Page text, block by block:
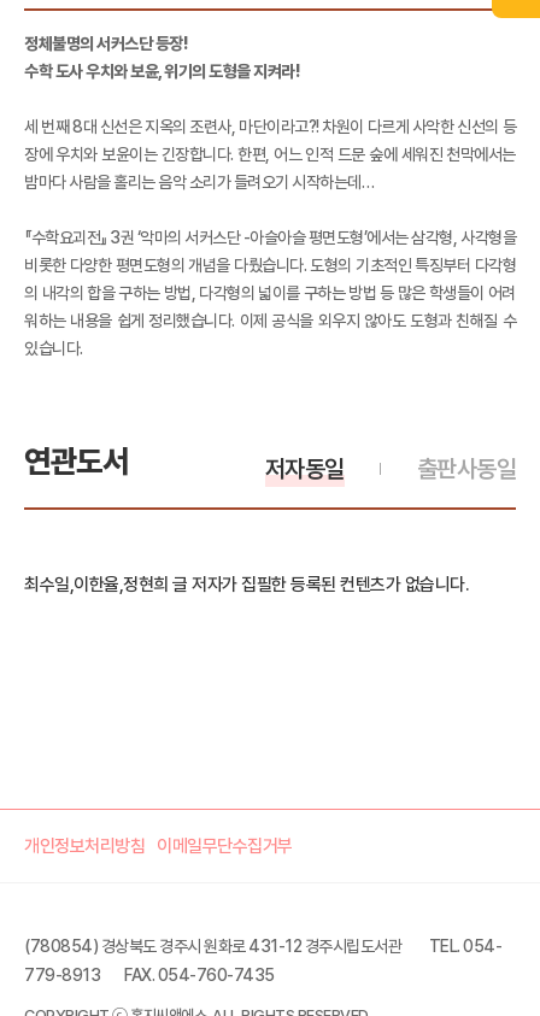
정체불명의 서커스단 등장!
수학 도사 우치와 보윤, 위기의 도형을 지켜라!
세 번째 8대 신선은 지옥의 조련사, 마단이라고?! 차원이 다르게 사악한 신선의 등
장에 우치와 보윤이는 긴장합니다. 한편, 어느 인적 드문 숲에 세워진 천막에서는
밤마다 사람을 홀리는 음악 소리가 들려오기 시작하는데…
『수학요괴전』 3권 ‘악마의 서커스단 -아슬아슬 평면도형’에서는 삼각형, 사각형을
비롯한 다양한 평면도형의 개념을 다뤘습니다. 도형의 기초적인 특징부터 다각형
의 내각의 합을 구하는 방법, 다각형의 넓이를 구하는 방법 등 많은 학생들이 어려
워하는 내용을 쉽게 정리했습니다. 이제 공식을 외우지 않아도 도형과 친해질 수
있습니다.
연관도서 출판사동일
저자동일
최수일,이한율,정현희 글 저자가 집필한 등록된 컨텐츠가 없습니다.
개인정보처리방침 이메일무단수집거부
(780854) 경상북도 경주시 원화로 431-12 경주시립도서관
TEL. 054-
779-8913
FAX. 054-760-7435